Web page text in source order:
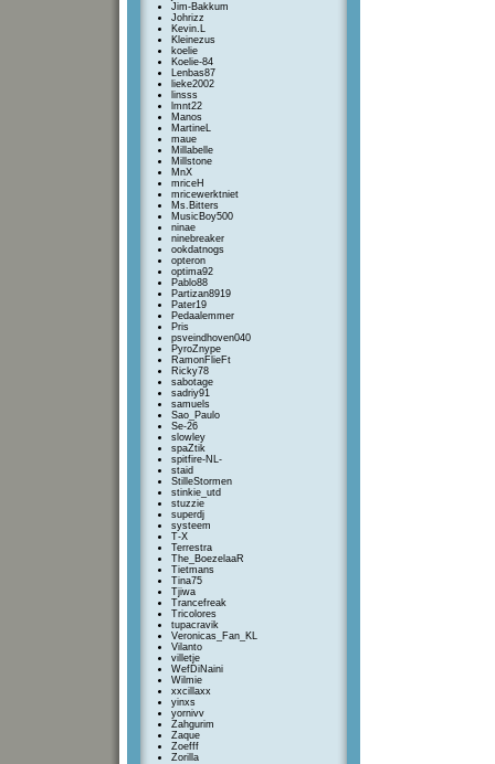
Jim-Bakkum
Johrizz
Kevin.L
Kleinezus
koelie
Koelie-84
Lenbas87
lieke2002
linsss
lmnt22
Manos
MartineL
maue
Millabelle
Millstone
MnX
mriceH
mricewerktniet
Ms.Bitters
MusicBoy500
ninae
ninebreaker
ookdatnogs
opteron
optima92
Pablo88
Partizan8919
Pater19
Pedaalemmer
Pris
psveindhoven040
PyroZnype
RamonFlieFt
Ricky78
sabotage
sadriy91
samuels
Sao_Paulo
Se-26
slowley
spaZtik
spitfire-NL-
staid
StilleStormen
stinkie_utd
stuzzie
superdj
systeem
T-X
Terrestra
The_BoezelaaR
Tietmans
Tina75
Tjiwa
Trancefreak
Tricolores
tupacravik
Veronicas_Fan_KL
Vilanto
villetje
WefDiNaini
Wilmie
xxcillaxx
yinxs
yornivv
Zahgurim
Zaque
Zoefff
Zorilla